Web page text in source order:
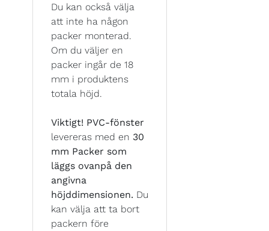
Du kan också välja
att inte ha någon
packer monterad.
Om du väljer en
packer ingår de 18
mm i produktens
totala höjd.
Viktigt! PVC-fönster
levereras med en 30
mm Packer som
läggs ovanpå den
angivna
höjddimensionen. Du
kan välja att ta bort
packern före